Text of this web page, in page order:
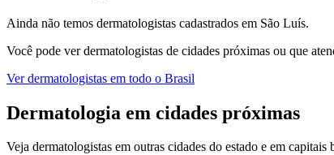
Ainda não temos dermatologistas cadastrados em São Luís.
Você pode verdermatologistas de cidades próximas ou que
Verdermatologistas em todo o Brasil
Dermatologia em cidades próximas
Veja dermatologistas em outras cidades do estado e em capitais